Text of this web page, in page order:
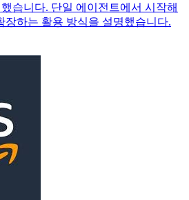
습니다. 단일 에이전트에서 시작해
장하는 활용 방식을 설명했습니다.